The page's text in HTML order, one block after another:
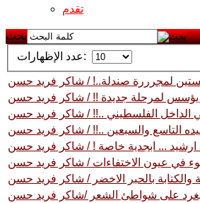
تقدم
بحث
عدد الإظهارات:
لمجرررة صندلة..! / شاكر فريد حسن
يؤسس لمرحلة جديدة !! / شاكر فريد حسن
الداخل الفلسطيني ..!! / شاكر فريد حسن
التاسع والسبعين ..!! / شاكر فريد حسن
ارشيد ... ابجدية خاصة ! / شاكر فريد حسن
في عيون الاختفاءات / شاكر فريد حسن
بالحبر الاخضر / شاكر فريد حسن
على شواطئ الشعر /شاكر فريد حسن